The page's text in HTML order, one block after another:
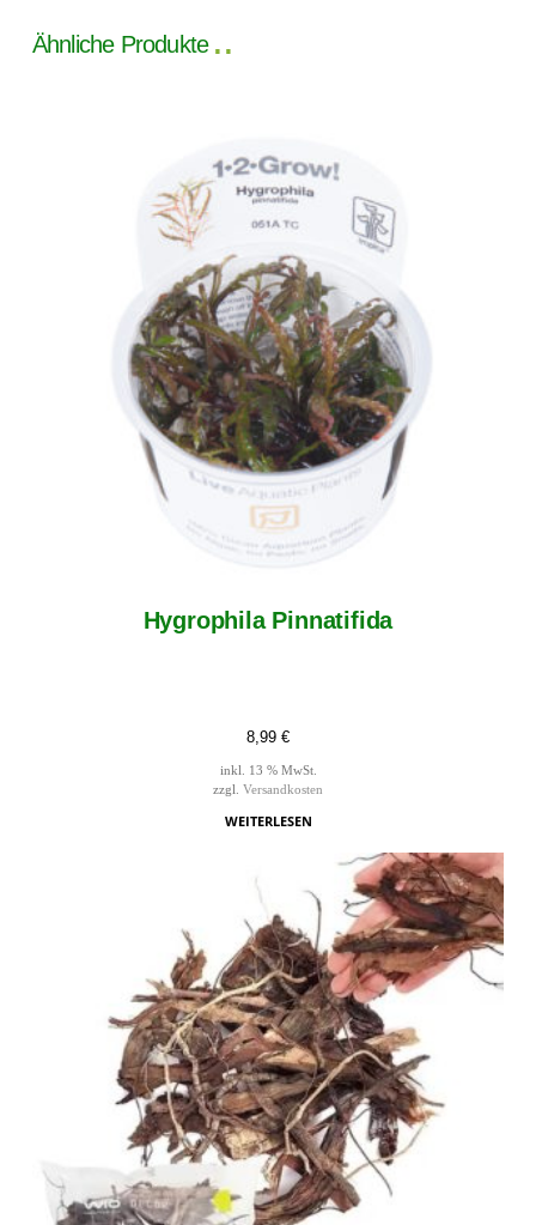
Ähnliche Produkte
Hygrophila Pinnatifida
8,99 €
inkl. 13 % MwSt.
zzgl. Versandkosten
WEITERLESEN